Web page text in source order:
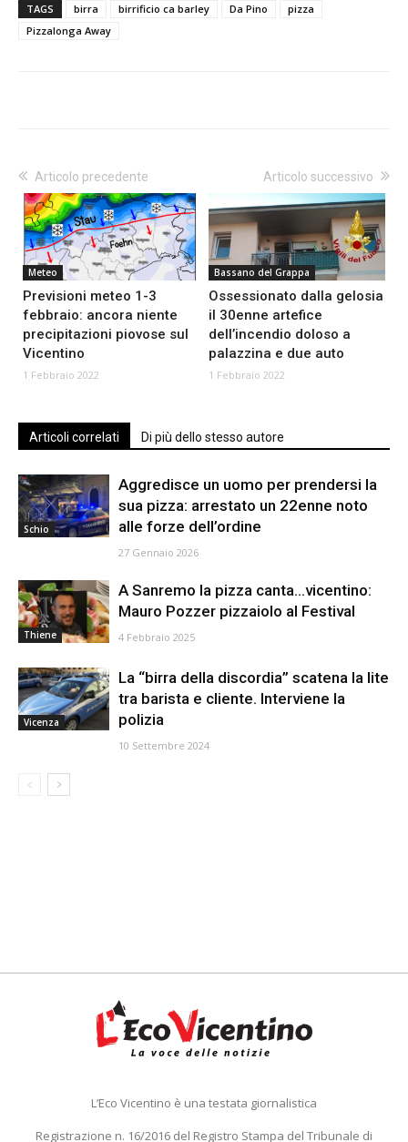
TAGS birra birrificio ca barley Da Pino
pizza
Pizzalonga Away
Articolo precedente
Meteo
Previsioni meteo 1-3
febbraio: ancora niente
precipitazioni piovose sul
Vicentino
1 Febbraio 2022
Articolo successivo
Bassano del Grappa
Ossessionato dalla gelosia
il 30enne artefice
dell’incendio doloso a
palazzina e due auto
1 Febbraio 2022
Articoli correlati Di più dello stesso autore
Schio
Aggredisce un uomo per prendersi la
sua pizza: arrestato un 22enne noto
alle forze dell’ordine
27 Gennaio 2026
Thiene
A Sanremo la pizza canta…vicentino:
Mauro Pozzer pizzaiolo al Festival
4 Febbraio 2025
Vicenza
La “birra della discordia” scatena la lite
tra barista e cliente. Interviene la
polizia
10 Settembre 2024
L’Eco Vicentino è una testata giornalistica
Registrazione n. 16/2016 del Registro Stampa del Tribunale di